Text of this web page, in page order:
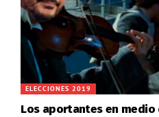
ELECCIONES 2019
Los aportantes en